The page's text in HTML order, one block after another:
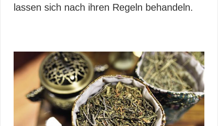
lassen sich nach ihren Regeln behandeln.